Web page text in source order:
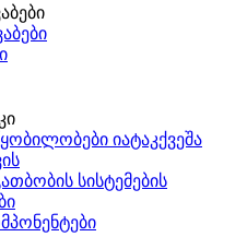
იატაკქვეშა
სისტემების